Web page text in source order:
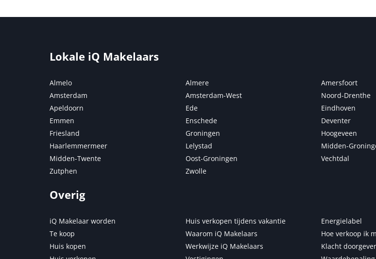
Lokale iQ Makelaars
Almelo Almere
Amersfoort
Amsterdam
Amsterdam-West
Noord-Drenthe
Apeldoorn
Ede
Eindhoven
Emmen
Enschede
Deventer
Friesland
Groningen
Hoogeveen
Haarlemmermeer
Lelystad
Midden-
Midden-Twente
Oost-Groningen
Vechtdal
Zutphen
Zwolle
Overig
iQ Makelaar worden Huis verkopen tijdens vakantie
Energielabel
Te koop
Waarom iQ Makelaars
Hoe verkoop ik
Huis kopen
Werkwijze iQ Makelaars
Klacht